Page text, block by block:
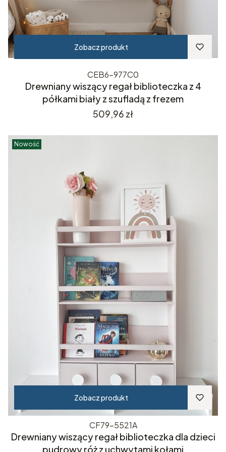
Zobacz produkt
CEB6-977C0
Drewniany wiszący regał biblioteczka z 4
półkami biały z szufladą z frezem
Cena
509,96 zł
Nowość
Zobacz produkt
CF79-5521A
Drewniany wiszący regał biblioteczka dla dzieci
pudrowy róż z uchwytami kołami